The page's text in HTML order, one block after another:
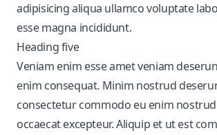
adipisicing aliqua ullamco voluptate
esse magna incididunt.
Heading five
Veniam enim esse amet veniam
enim consequat. Minim nostrud
consectetur commodo eu enim
occaecat excepteur. Aliquip et ut est